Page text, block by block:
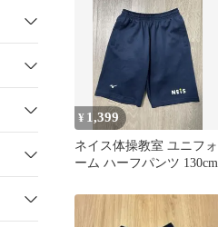
¥ 1,399
ネイス体操教室 ユニフォ
ーム ハーフパンツ 130cm